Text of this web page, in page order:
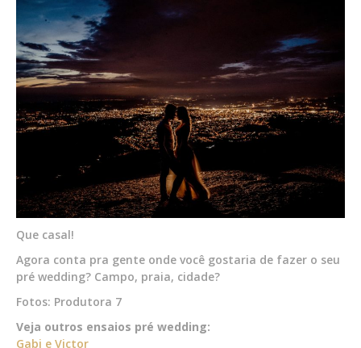
Que casal!
Agora conta pra gente onde você gostaria de fazer o seu
pré wedding? Campo, praia, cidade?
Fotos: Produtora 7
Veja outros ensaios pré wedding:
Gabi e Victor